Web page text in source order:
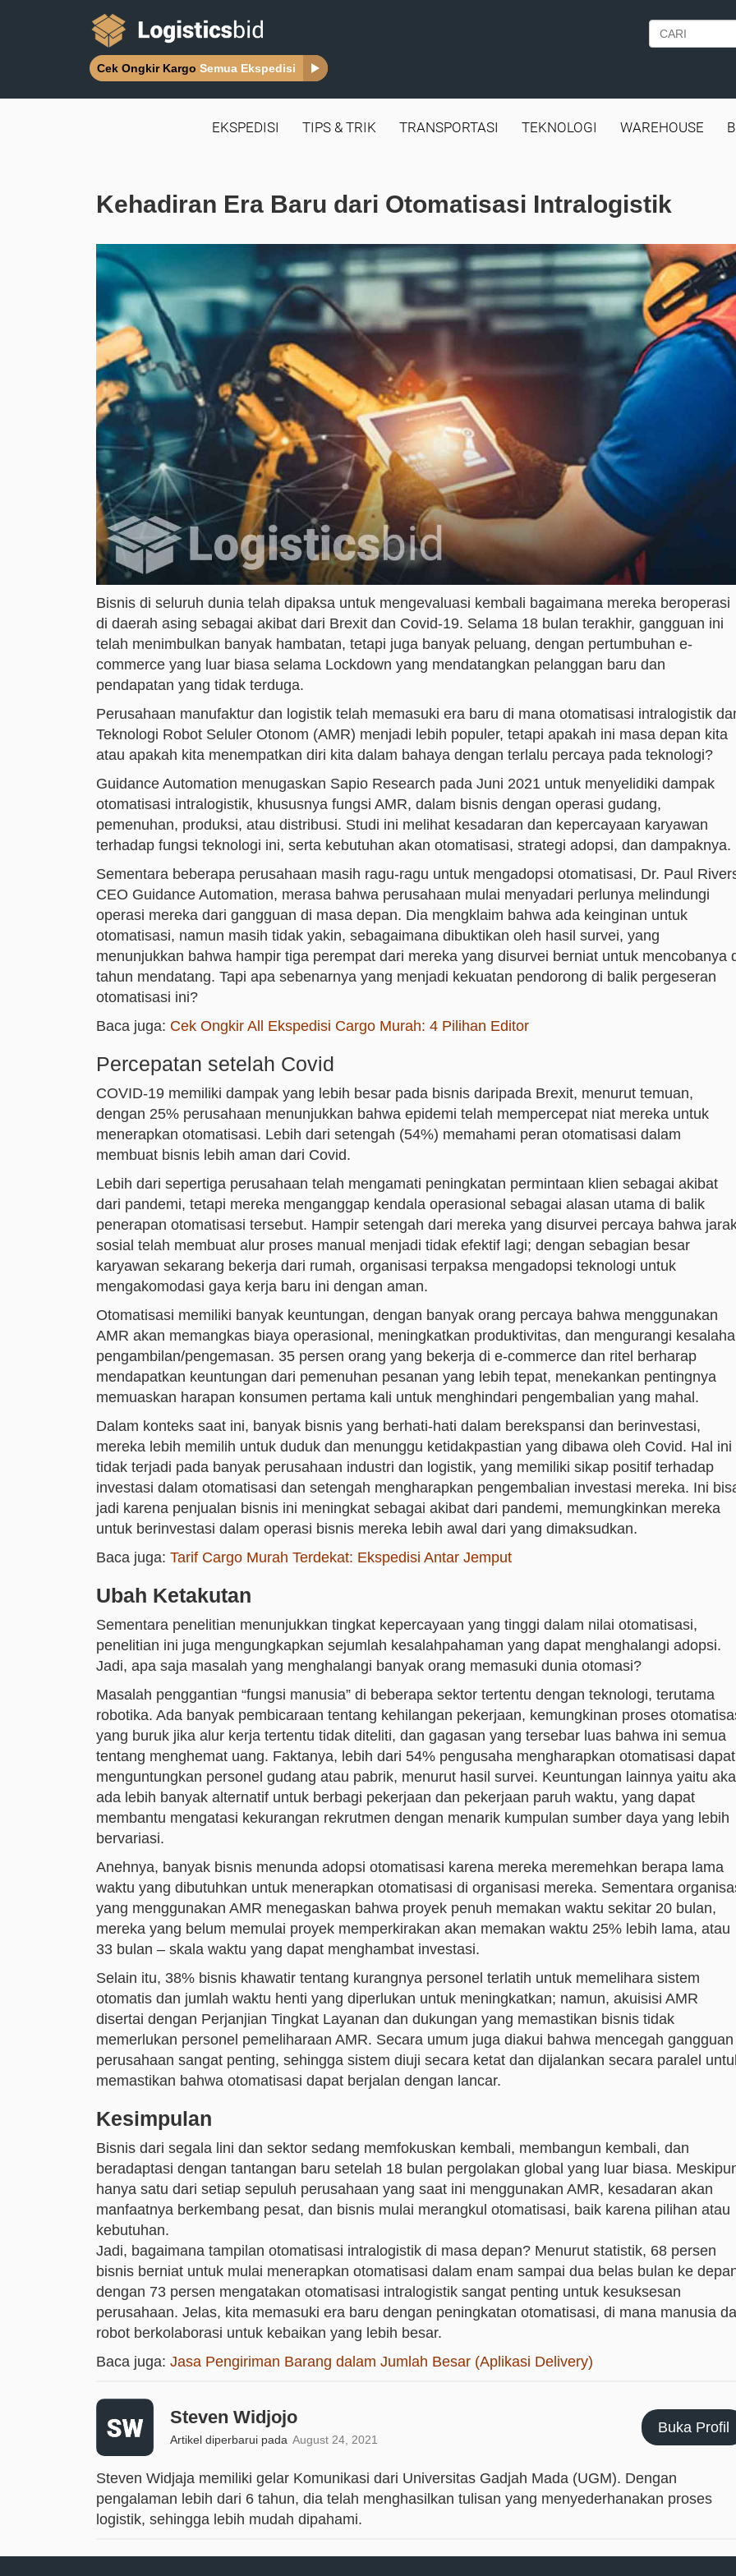
Cek Ongkir Kargo Semua Ekspedisi
EKSPEDISI TIPS & TRIK TRANSPORTASI TEKNOLOGI WAREHOUSE
Kehadiran Era Baru dari Otomatisasi Intralogistik
Bisnis di seluruh dunia telah dipaksa untuk mengevaluasi kembali bagaimana mereka beroperasi
di daerah asing sebagai akibat dari Brexit dan Covid-19. Selama 18 bulan terakhir, gangguan ini
telah menimbulkan banyak hambatan, tetapi juga banyak peluang, dengan pertumbuhan e-
commerce yang luar biasa selama Lockdown yang mendatangkan pelanggan baru dan
pendapatan yang tidak terduga.
Perusahaan manufaktur dan logistik telah memasuki era baru di mana otomatisasi intralogistik
Teknologi Robot Seluler Otonom (AMR) menjadi lebih populer, tetapi apakah ini masa depan kita
atau apakah kita menempatkan diri kita dalam bahaya dengan terlalu percaya pada teknologi?
Guidance Automation menugaskan Sapio Research pada Juni 2021 untuk menyelidiki dampak
otomatisasi intralogistik, khususnya fungsi AMR, dalam bisnis dengan operasi gudang,
pemenuhan, produksi, atau distribusi. Studi ini melihat kesadaran dan kepercayaan karyawan
terhadap fungsi teknologi ini, serta kebutuhan akan otomatisasi, strategi adopsi, dan dampaknya.
Sementara beberapa perusahaan masih ragu-ragu untuk mengadopsi otomatisasi, Dr. Paul
CEO Guidance Automation, merasa bahwa perusahaan mulai menyadari perlunya melindungi
operasi mereka dari gangguan di masa depan. Dia mengklaim bahwa ada keinginan untuk
otomatisasi, namun masih tidak yakin, sebagaimana dibuktikan oleh hasil survei, yang
menunjukkan bahwa hampir tiga perempat dari mereka yang disurvei berniat untuk mencobanya
tahun mendatang. Tapi apa sebenarnya yang menjadi kekuatan pendorong di balik pergeseran
otomatisasi ini?
Baca juga: Cek Ongkir All Ekspedisi Cargo Murah: 4 Pilihan Editor
Percepatan setelah Covid
COVID-19 memiliki dampak yang lebih besar pada bisnis daripada Brexit, menurut temuan,
dengan 25% perusahaan menunjukkan bahwa epidemi telah mempercepat niat mereka untuk
menerapkan otomatisasi. Lebih dari setengah (54%) memahami peran otomatisasi dalam
membuat bisnis lebih aman dari Covid.
Lebih dari sepertiga perusahaan telah mengamati peningkatan permintaan klien sebagai akibat
dari pandemi, tetapi mereka menganggap kendala operasional sebagai alasan utama di balik
penerapan otomatisasi tersebut. Hampir setengah dari mereka yang disurvei percaya bahwa
sosial telah membuat alur proses manual menjadi tidak efektif lagi; dengan sebagian besar
karyawan sekarang bekerja dari rumah, organisasi terpaksa mengadopsi teknologi untuk
mengakomodasi gaya kerja baru ini dengan aman.
Otomatisasi memiliki banyak keuntungan, dengan banyak orang percaya bahwa menggunakan
AMR akan memangkas biaya operasional, meningkatkan produktivitas, dan mengurangi
pengambilan/pengemasan. 35 persen orang yang bekerja di e-commerce dan ritel berharap
mendapatkan keuntungan dari pemenuhan pesanan yang lebih tepat, menekankan pentingnya
memuaskan harapan konsumen pertama kali untuk menghindari pengembalian yang mahal.
Dalam konteks saat ini, banyak bisnis yang berhati-hati dalam berekspansi dan berinvestasi,
mereka lebih memilih untuk duduk dan menunggu ketidakpastian yang dibawa oleh Covid. Hal ini
tidak terjadi pada banyak perusahaan industri dan logistik, yang memiliki sikap positif terhadap
investasi dalam otomatisasi dan setengah mengharapkan pengembalian investasi mereka. Ini
jadi karena penjualan bisnis ini meningkat sebagai akibat dari pandemi, memungkinkan mereka
untuk berinvestasi dalam operasi bisnis mereka lebih awal dari yang dimaksudkan.
Baca juga: Tarif Cargo Murah Terdekat: Ekspedisi Antar Jemput
Ubah Ketakutan
Sementara penelitian menunjukkan tingkat kepercayaan yang tinggi dalam nilai otomatisasi,
penelitian ini juga mengungkapkan sejumlah kesalahpahaman yang dapat menghalangi adopsi.
Jadi, apa saja masalah yang menghalangi banyak orang memasuki dunia otomasi?
Masalah penggantian “fungsi manusia” di beberapa sektor tertentu dengan teknologi, terutama
robotika. Ada banyak pembicaraan tentang kehilangan pekerjaan, kemungkinan proses
yang buruk jika alur kerja tertentu tidak diteliti, dan gagasan yang tersebar luas bahwa ini semua
tentang menghemat uang. Faktanya, lebih dari 54% pengusaha mengharapkan otomatisasi dapat
menguntungkan personel gudang atau pabrik, menurut hasil survei. Keuntungan lainnya yaitu
ada lebih banyak alternatif untuk berbagi pekerjaan dan pekerjaan paruh waktu, yang dapat
membantu mengatasi kekurangan rekrutmen dengan menarik kumpulan sumber daya yang lebih
bervariasi.
Anehnya, banyak bisnis menunda adopsi otomatisasi karena mereka meremehkan berapa lama
waktu yang dibutuhkan untuk menerapkan otomatisasi di organisasi mereka. Sementara
yang menggunakan AMR menegaskan bahwa proyek penuh memakan waktu sekitar 20 bulan,
mereka yang belum memulai proyek memperkirakan akan memakan waktu 25% lebih lama, atau
33 bulan – skala waktu yang dapat menghambat investasi.
Selain itu, 38% bisnis khawatir tentang kurangnya personel terlatih untuk memelihara sistem
otomatis dan jumlah waktu henti yang diperlukan untuk meningkatkan; namun, akuisisi AMR
disertai dengan Perjanjian Tingkat Layanan dan dukungan yang memastikan bisnis tidak
memerlukan personel pemeliharaan AMR. Secara umum juga diakui bahwa mencegah gangguan
perusahaan sangat penting, sehingga sistem diuji secara ketat dan dijalankan secara paralel
memastikan bahwa otomatisasi dapat berjalan dengan lancar.
Kesimpulan
Bisnis dari segala lini dan sektor sedang memfokuskan kembali, membangun kembali, dan
beradaptasi dengan tantangan baru setelah 18 bulan pergolakan global yang luar biasa.
hanya satu dari setiap sepuluh perusahaan yang saat ini menggunakan AMR, kesadaran akan
manfaatnya berkembang pesat, dan bisnis mulai merangkul otomatisasi, baik karena pilihan atau
kebutuhan.
Jadi, bagaimana tampilan otomatisasi intralogistik di masa depan? Menurut statistik, 68 persen
bisnis berniat untuk mulai menerapkan otomatisasi dalam enam sampai dua belas bulan ke
dengan 73 persen mengatakan otomatisasi intralogistik sangat penting untuk kesuksesan
perusahaan. Jelas, kita memasuki era baru dengan peningkatan otomatisasi, di mana manusia
robot berkolaborasi untuk kebaikan yang lebih besar.
Baca juga: Jasa Pengiriman Barang dalam Jumlah Besar (Aplikasi Delivery)
Steven Widjojo
Artikel diperbarui pada August 24, 2021
Buka Profil
Steven Widjaja memiliki gelar Komunikasi dari Universitas Gadjah Mada (UGM). Dengan
pengalaman lebih dari 6 tahun, dia telah menghasilkan tulisan yang menyederhanakan proses
logistik, sehingga lebih mudah dipahami.